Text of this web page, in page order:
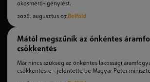
okosmérő-igénylést.
2026. augusztus 07.Belföld
Mától megszűnik az önkéntes
csökkentés
Már nincs szükség az önkéntes lakossági
csökkentésre – jelentette be Magyar Péter